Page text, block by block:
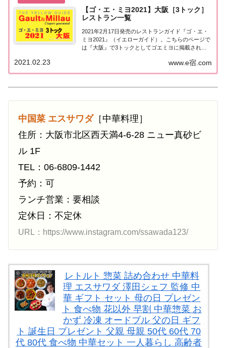
【ゴ・エ・ミヨ2021】大阪［3トック］
レストラン一覧
2021年2月17日発売のレストランガイド『ゴ・エ・
ミヨ2021』（イエローガイド）。こちらのページで
は『大阪』で3トックとしてゴエミヨに掲載された
ました。ゴエミヨ2021『大阪』3トックレストラン
関西「大阪エリア」で「ゴ・エ・ミヨ2...
www.e宿.com
2021.02.23
中国菜 エスサワダ［中華料理］
住所：大阪市北区西天満4-6-28 ニュー真砂ビ
ル 1F
TEL：06-6809-1442
予約：可
ランチ営業：要相談
定休日：不定休
URL：https://www.instagram.com/ssawada123/
レトルト 惣菜 詰め合わせ 中華料
理 エスサワダ 澤田シェフ 監修 中
華 ギフト セット 母の日 プレゼン
ト 食べ物 花以外 早割 中華惣菜 お
かず 冷凍 オードブル 父の日 ギフ
ト 誕生日 プレゼント 父親 母親 50代 60代 70
代 80代 食べ物 中華セット 一人暮らし 高齢者